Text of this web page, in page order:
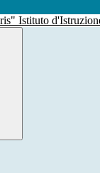
Istituto